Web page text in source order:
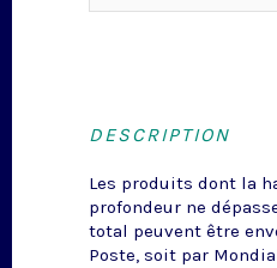
DESCRIPTION
Les produits dont la
profondeur ne
total peuvent être
Poste, soit par